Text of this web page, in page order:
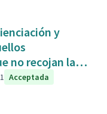
y
no recojan las
1 Acceptada